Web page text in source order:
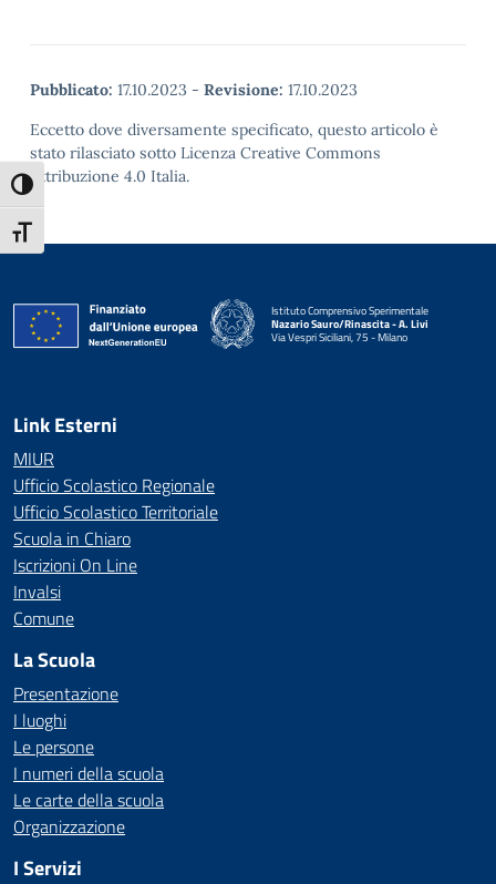
Attiva/disattiva alto contrasto
Attiva/disattiva dimensione testo
Pubblicato: 17.10.2023 - Revisione: 17.10.2023
Eccetto dove diversamente specificato, questo articolo è
stato rilasciato sotto Licenza Creative Commons
Attribuzione 4.0 Italia.
Istituto Comprensivo Sperimentale
Nazario Sauro/Rinascita - A. Livi
Via Vespri Siciliani, 75 - Milano
— Visita la pagina iniziale della scuola
Link Esterni
MIUR
Ufficio Scolastico Regionale
Ufficio Scolastico Territoriale
Scuola in Chiaro
Iscrizioni On Line
Invalsi
Comune
La Scuola
Presentazione
I luoghi
Le persone
I numeri della scuola
Le carte della scuola
Organizzazione
I Servizi